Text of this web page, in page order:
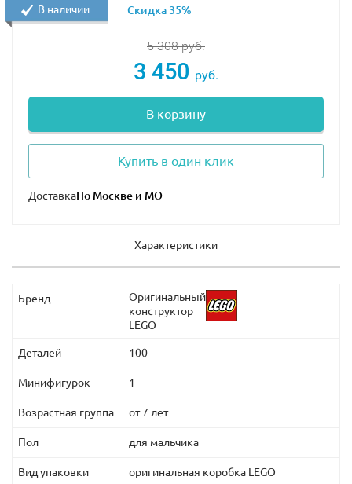
5 308руб.
3 450 руб.
В корзину
Купить в один клик
Доставка
В наличии Скидка 35%
Характеристики
Бренд
Оригинальный
конструктор
LEGO
Деталей 100
Минифигурок 1
Возрастная группа от 7 лет
Пол для мальчика
Вид упаковки оригинальная коробка LEGO